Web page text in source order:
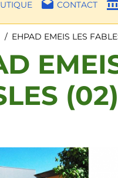
CONTACT
EHPAD EMEIS LES
(02)